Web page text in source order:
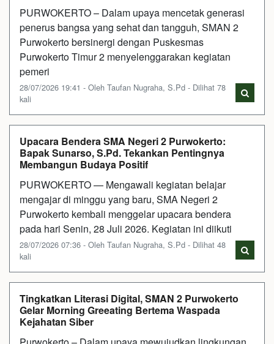
PURWOKERTO – Dalam upaya mencetak generasi
penerus bangsa yang sehat dan tangguh, SMAN 2
Purwokerto bersinergi dengan Puskesmas
Purwokerto Timur 2 menyelenggarakan kegiatan
pemeri
28/07/2026 19:41 - Oleh Taufan Nugraha, S.Pd - Dilihat 78
kali
Upacara Bendera SMA Negeri 2 Purwokerto:
Bapak Sunarso, S.Pd. Tekankan Pentingnya
Membangun Budaya Positif
PURWOKERTO — Mengawali kegiatan belajar
mengajar di minggu yang baru, SMA Negeri 2
Purwokerto kembali menggelar upacara bendera
pada hari Senin, 28 Juli 2026. Kegiatan ini diikuti
28/07/2026 07:36 - Oleh Taufan Nugraha, S.Pd - Dilihat 48
kali
Tingkatkan Literasi Digital, SMAN 2 Purwokerto
Gelar Morning Greeating Bertema Waspada
Kejahatan Siber